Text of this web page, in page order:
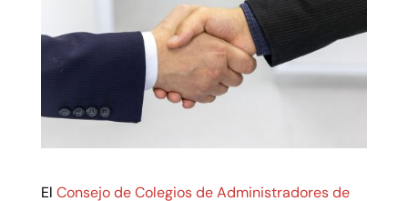
El Consejo de Colegios de Administradores de